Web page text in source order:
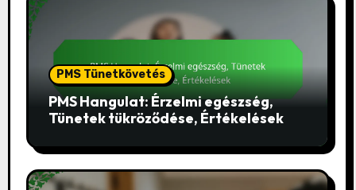
PMS Tünetkövetés
PMS Hangulat: Érzelmi egészség,
Tünetek tükröződése, Értékelések